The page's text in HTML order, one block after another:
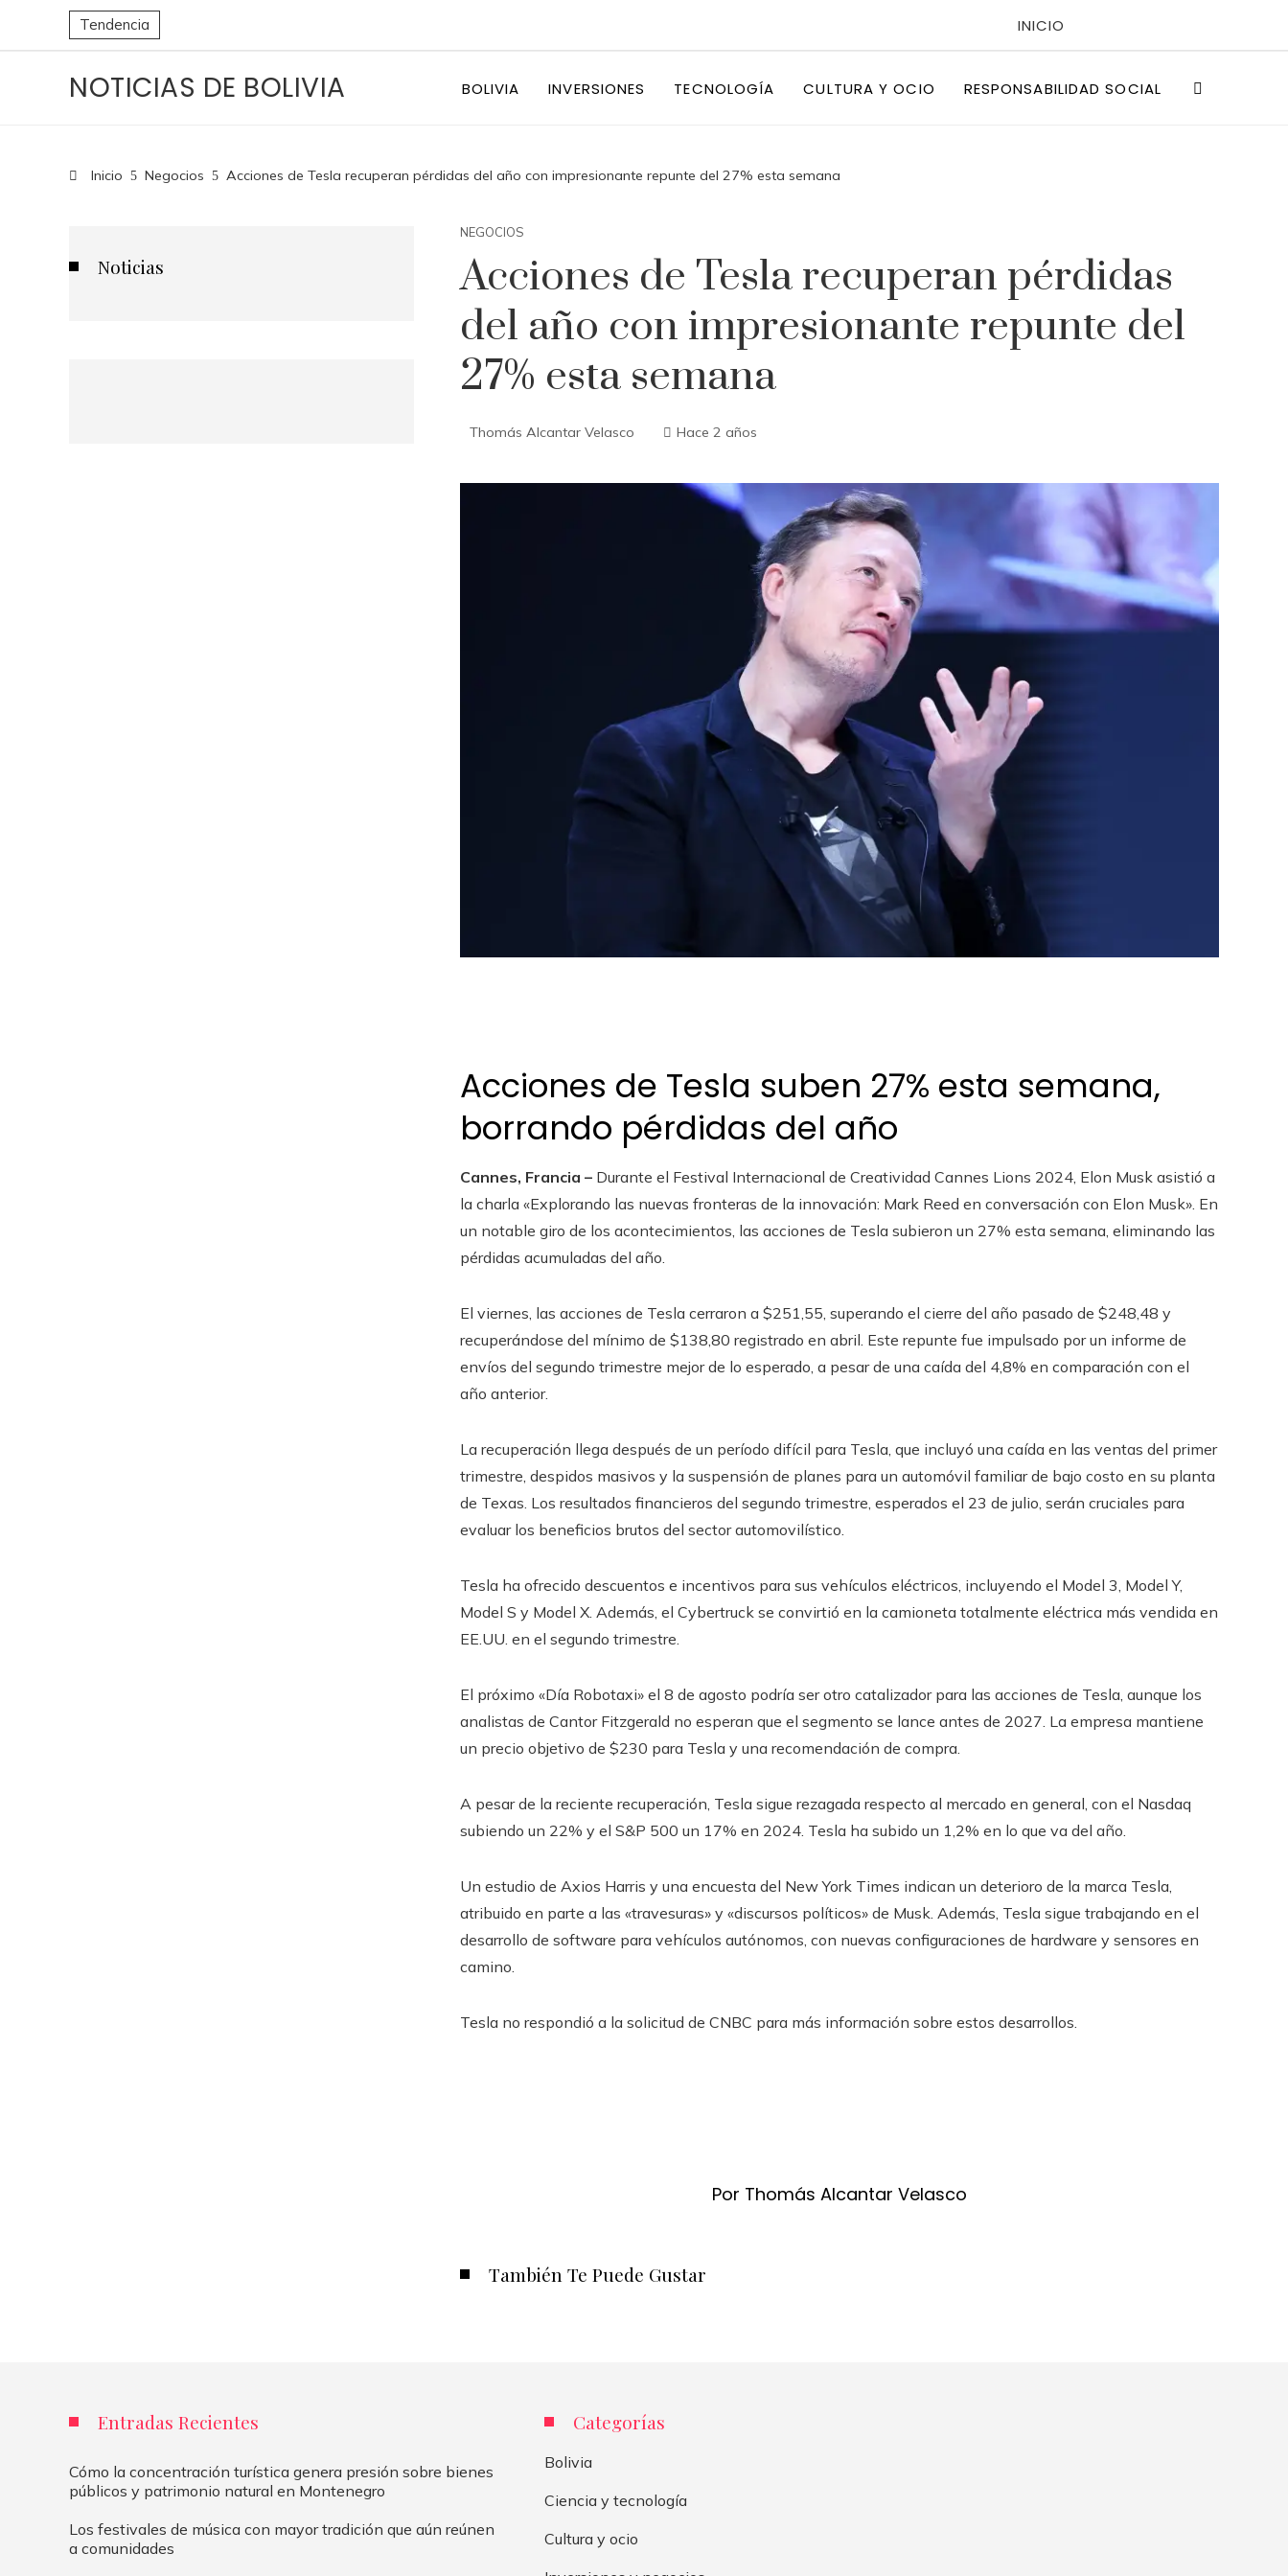
Tendencia INICIO
NOTICIAS DE BOLIVIA BOLIVIA INVERSIONES TECNOLOGÍA CULTURA Y OCIO RESPONSABILIDAD SOCIAL
Inicio Negocios Acciones de Tesla recuperan pérdidas del año con impresionante repunte del 27% esta semana
NEGOCIOS
Acciones de Tesla recuperan pérdidas
del año con impresionante repunte del
27% esta semana
Thomás Alcantar Velasco Hace 2 años
Acciones de Tesla suben 27% esta semana,
borrando pérdidas del año
Cannes, Francia – Durante el Festival Internacional de Creatividad Cannes Lions 2024, Elon Musk asistió a
la charla «Explorando las nuevas fronteras de la innovación: Mark Reed en conversación con Elon Musk». En
un notable giro de los acontecimientos, las acciones de Tesla subieron un 27% esta semana, eliminando las
pérdidas acumuladas del año.
El viernes, las acciones de Tesla cerraron a $251,55, superando el cierre del año pasado de $248,48 y
recuperándose del mínimo de $138,80 registrado en abril. Este repunte fue impulsado por un informe de
envíos del segundo trimestre mejor de lo esperado, a pesar de una caída del 4,8% en comparación con el
año anterior.
La recuperación llega después de un período difícil para Tesla, que incluyó una caída en las ventas del primer
trimestre, despidos masivos y la suspensión de planes para un automóvil familiar de bajo costo en su planta
de Texas. Los resultados financieros del segundo trimestre, esperados el 23 de julio, serán cruciales para
evaluar los beneficios brutos del sector automovilístico.
Tesla ha ofrecido descuentos e incentivos para sus vehículos eléctricos, incluyendo el Model 3, Model Y,
Model S y Model X. Además, el Cybertruck se convirtió en la camioneta totalmente eléctrica más vendida en
EE.UU. en el segundo trimestre.
El próximo «Día Robotaxi» el 8 de agosto podría ser otro catalizador para las acciones de Tesla, aunque los
analistas de Cantor Fitzgerald no esperan que el segmento se lance antes de 2027. La empresa mantiene
un precio objetivo de $230 para Tesla y una recomendación de compra.
A pesar de la reciente recuperación, Tesla sigue rezagada respecto al mercado en general, con el Nasdaq
subiendo un 22% y el S&P 500 un 17% en 2024. Tesla ha subido un 1,2% en lo que va del año.
Un estudio de Axios Harris y una encuesta del New York Times indican un deterioro de la marca Tesla,
atribuido en parte a las «travesuras» y «discursos políticos» de Musk. Además, Tesla sigue trabajando en el
desarrollo de software para vehículos autónomos, con nuevas configuraciones de hardware y sensores en
camino.
Tesla no respondió a la solicitud de CNBC para más información sobre estos desarrollos.
Por Thomás Alcantar Velasco
También Te Puede Gustar
Noticias
Entradas Recientes
Cómo la concentración turística genera presión sobre bienes
públicos y patrimonio natural en Montenegro
Los festivales de música con mayor tradición que aún reúnen
a comunidades
Categorías
Bolivia
Ciencia y tecnología
Cultura y ocio